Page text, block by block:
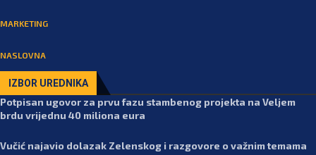
MARKETING
NASLOVNA
IZBOR UREDNIKA
Potpisan ugovor za prvu fazu stambenog projekta na Veljem
brdu vrijednu 40 miliona eura
Vučić najavio dolazak Zelenskog i razgovore o važnim temama